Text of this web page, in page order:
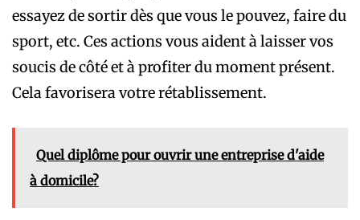
essayez de sortir dès que vous le pouvez, faire du
sport, etc. Ces actions vous aident à laisser vos
soucis de côté et à profiter du moment présent.
Cela favorisera votre rétablissement.
Quel diplôme pour ouvrir une entreprise d'aide
à domicile?